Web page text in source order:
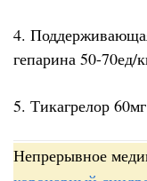
4.
гепарина 50-70ед/
5. Тикагрелор
Непрерывное